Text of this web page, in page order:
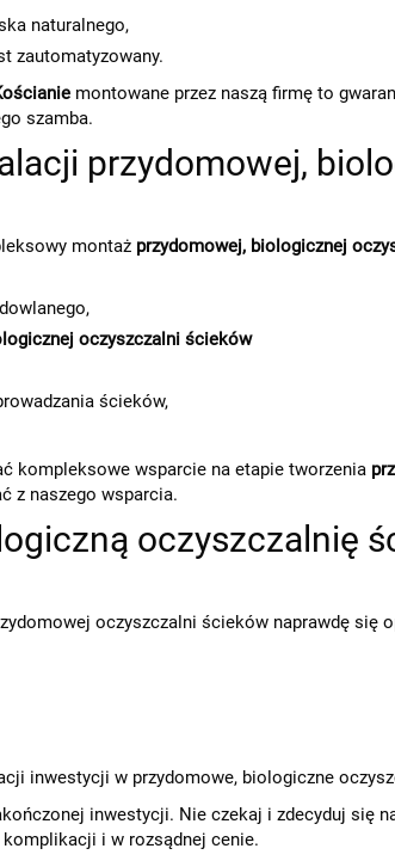
naturalnego,
zautomatyzowany.
montowane przez naszą firmę to
szamba.
przydomowej,
montaż przydomowej, biologicznej
oczyszczalni ścieków
ścieków,
kompleksowe wsparcie na etapie tworzenia
z naszego wsparcia.
oczyszczalnię
oczyszczalni ścieków naprawdę się
inwestycji w przydomowe, biologiczne
inwestycji. Nie czekaj i zdecyduj się
i w rozsądnej cenie.